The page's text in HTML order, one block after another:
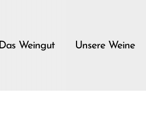
Das Weingut Unsere Weine